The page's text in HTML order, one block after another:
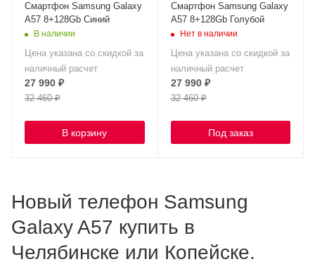
Смартфон Samsung Galaxy
A57 8+128Gb Синий
В наличии
Цена указана со скидкой за
наличный расчет
27 990 ₽
32 460₽
В корзину
Смартфон Samsung Galaxy
A57 8+128Gb Голубой
Нет в наличии
Цена указана со скидкой за
наличный расчет
27 990₽
32 460₽
Под заказ
Новый телефон Samsung
Galaxy A57 купить в
Челябинске или Копейске.